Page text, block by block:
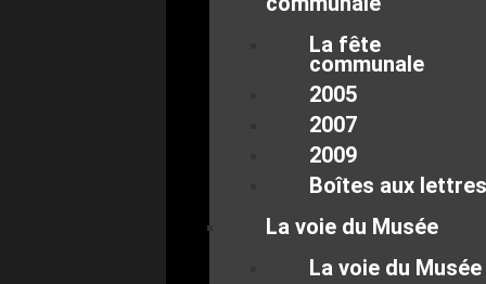
La fête
communale
2005
2007
2009
Boîtes aux lettres
La voie du Musée
La voie du Musée